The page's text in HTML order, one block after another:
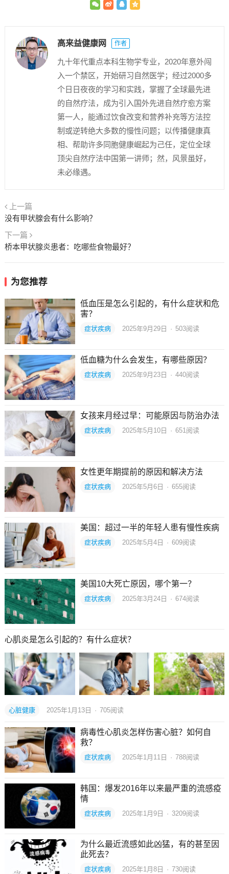
高来益健康网 作者
九十年代重点本科生物学专业，2020年意外闯
入一个禁区，开始研习自然医学；经过2000多
个日日夜夜的学习和实践，掌握了全球最先进
的自然疗法，成为引入国外先进自然疗愈方案
第一人，能通过饮食改变和营养补充等方法控
制或逆转绝大多数的慢性问题；以传播健康真
相、帮助许多同胞健康崛起为己任，定位全球
顶尖自然疗法中国第一讲师；然，风景虽好，
未必缘遇。
上一篇
没有甲状腺会有什么影响？
下一篇
桥本甲状腺炎患者：吃哪些食物最好？
为您推荐
低血压是怎么引起的，有什么症状和危
害？
症状疾病 2025年9月29日 · 503阅读
低血糖为什么会发生，有哪些原因？
症状疾病 2025年9月23日 · 440阅读
女孩来月经过早：可能原因与防治办法
症状疾病 2025年5月10日 · 651阅读
女性更年期提前的原因和解决方法
症状疾病 2025年5月6日 · 655阅读
美国：超过一半的年轻人患有慢性疾病
症状疾病 2025年5月4日 · 609阅读
美国10大死亡原因，哪个第一？
症状疾病 2025年3月24日 · 674阅读
心肌炎是怎么引起的？有什么症状？
心脏健康 2025年1月13日 · 705阅读
病毒性心肌炎怎样伤害心脏？如何自
救？
症状疾病 2025年1月11日 · 788阅读
韩国：爆发2016年以来最严重的流感疫
情
症状疾病 2025年1月9日 · 3209阅读
为什么最近流感如此凶猛，有的甚至因
此死去？
症状疾病 2025年1月8日 · 730阅读